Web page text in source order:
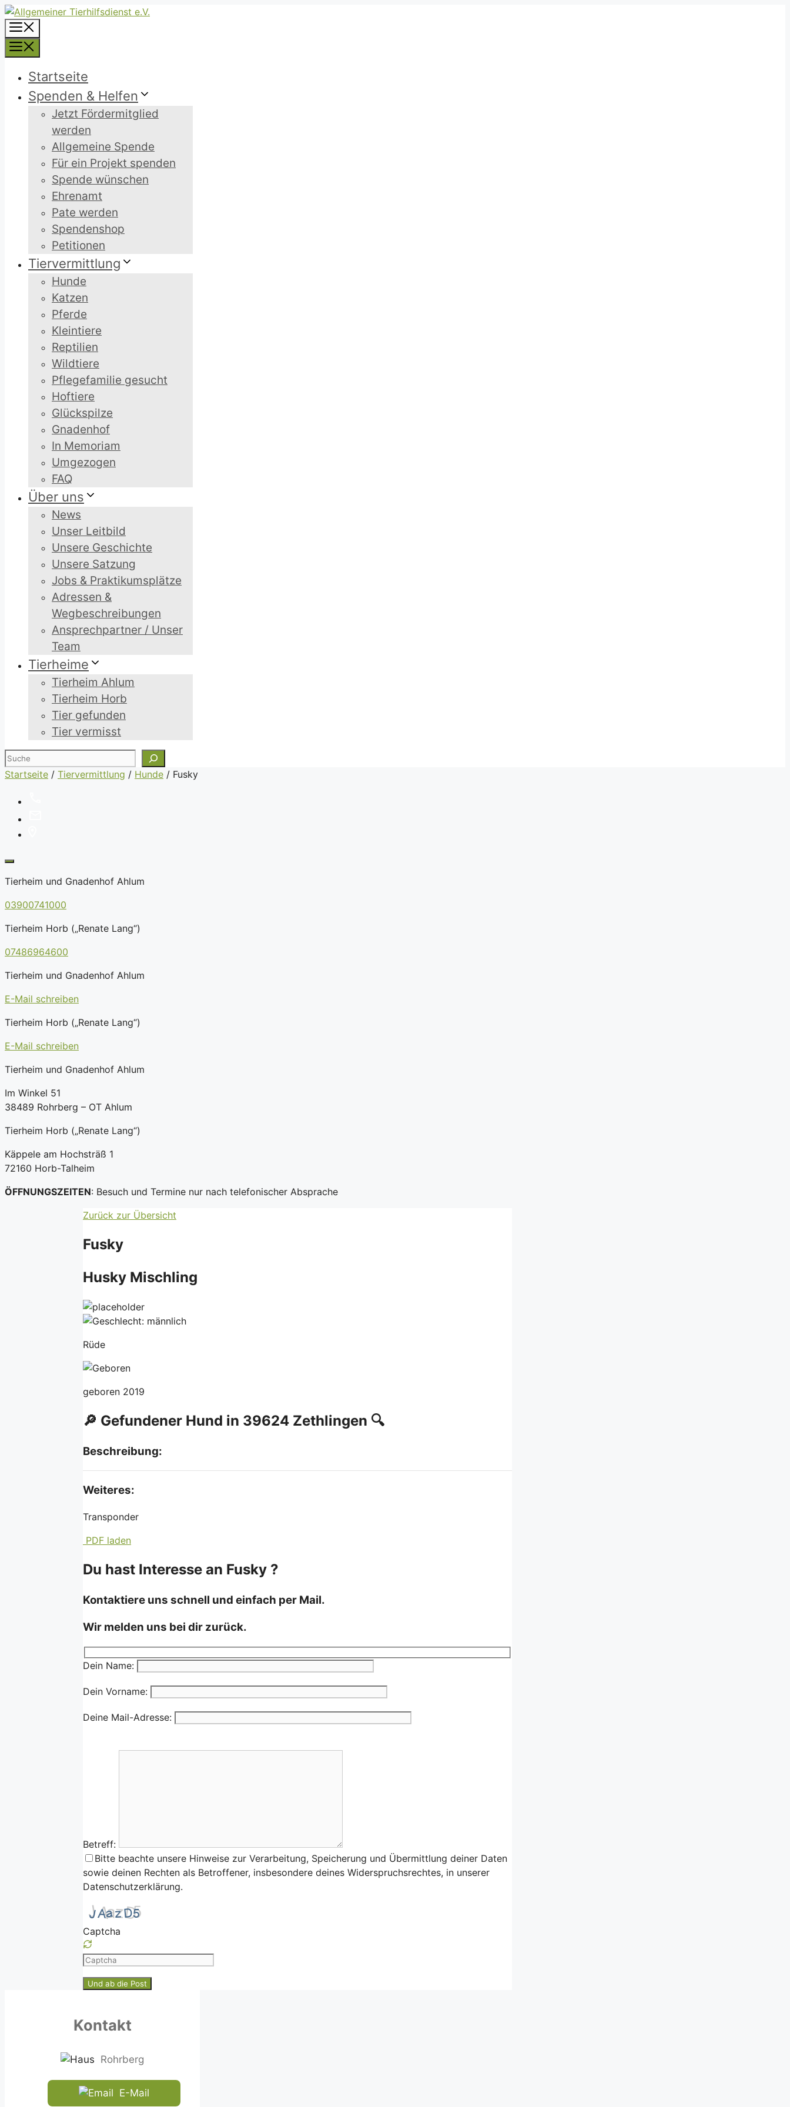
Zum
Inhalt
springen
Startseite
Spenden & Helfen
Jetzt Fördermitglied
werden
Allgemeine Spende
Für ein Projekt spenden
Spende wünschen
Ehrenamt
Pate werden
Spendenshop
Petitionen
Tiervermittlung
Hunde
Katzen
Pferde
Kleintiere
Reptilien
Wildtiere
Pflegefamilie gesucht
Hoftiere
Glückspilze
Gnadenhof
In Memoriam
Umgezogen
FAQ
Über uns
News
Unser Leitbild
Unsere Geschichte
Unsere Satzung
Jobs & Praktikumsplätze
Adressen &
Wegbeschreibungen
Ansprechpartner / Unser
Team
Tierheime
Tierheim Ahlum
Tierheim Horb
Tier gefunden
Tier vermisst
Suchen
Startseite / Tiervermittlung / Hunde / Fusky
Tierheim und Gnadenhof Ahlum
03900741000
Tierheim Horb („Renate Lang“)
07486964600
Tierheim und Gnadenhof Ahlum
E-Mail schreiben
Tierheim Horb („Renate Lang“)
E-Mail schreiben
Tierheim und Gnadenhof Ahlum
Im Winkel 51
38489 Rohrberg – OT Ahlum
Tierheim Horb („Renate Lang“)
Käppele am Hochsträß 1
72160 Horb-Talheim
ÖFFNUNGSZEITEN: Besuch und Termine nur nach telefonischer Absprache
Zurück zur Übersicht
Fusky
Husky Mischling
Rüde
geboren 2019
🔎 Gefundener Hund in 39624 Zethlingen 🔍
Beschreibung:
Weiteres:
Transponder
PDF laden
Du hast Interesse an Fusky ?
Kontaktiere uns schnell und einfach per Mail.
Wir melden uns bei dir zurück.
Dein Name:
Dein Vorname:
Deine Mail-Adresse:
Betreff:
Bitte beachte unsere Hinweise zur Verarbeitung, Speicherung und Übermittlung deiner Daten
sowie deinen Rechten als Betroffener, insbesondere deines Widerspruchsrechtes, in unserer
Datenschutzerklärung.
Captcha
Please
the
in
CAPTCHA
ensure
that
Kontakt
Rohrberg
E-Mail